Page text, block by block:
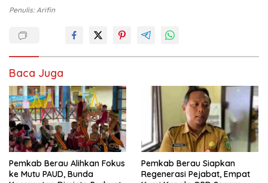
Penulis: Arifin
Baca Juga
Pemkab Berau Alihkan Fokus
ke Mutu PAUD, Bunda
Pemkab Berau Siapkan
Regenerasi Pejabat, Empat